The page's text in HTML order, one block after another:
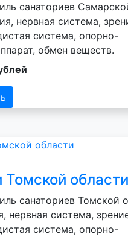
санаториев
нервная система,
система, опорно-
обмен веществ.
Томской области
санаториев Томской
нервная система,
система, опорно-